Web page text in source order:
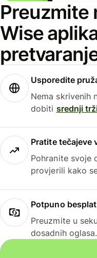
Preuzmite
Wise
Usporedite
Nema skrivenih
dobiti srednji
Pratite tečajeve
Pohranite svoje
provjerili kako
Potpuno
Preuzmite u
dosadnih oglasa.